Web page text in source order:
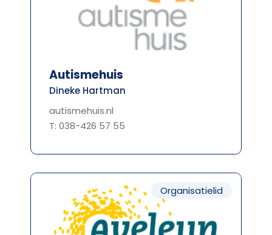
Autismehuis
Dineke Hartman
autismehuis.nl
T: 038-426 57 55
Organisatielid